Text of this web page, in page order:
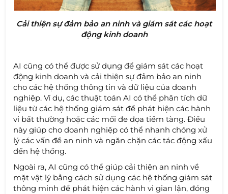
Cải thiện sự đảm bảo an ninh và giám sát các hoạt
động kinh doanh
AI cũng có thể được sử dụng để giám sát các hoạt
động kinh doanh và cải thiện sự đảm bảo an ninh
cho các hệ thống thông tin và dữ liệu của doanh
nghiệp. Ví dụ, các thuật toán AI có thể phân tích dữ
liệu từ các hệ thống giám sát để phát hiện các hành
vi bất thường hoặc các mối đe dọa tiềm tàng. Điều
này giúp cho doanh nghiệp có thể nhanh chóng xử
lý các vấn đề an ninh và ngăn chặn các tác động xấu
đến hệ thống.
Ngoài ra, AI cũng có thể giúp cải thiện an ninh về
mặt vật lý bằng cách sử dụng các hệ thống giám sát
thông minh để phát hiện các hành vi gian lận, đóng